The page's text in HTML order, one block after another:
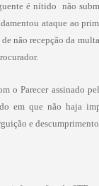
é nítido  não
ataque ao
não recepção da
o Parecer assinado
em que não haja
e